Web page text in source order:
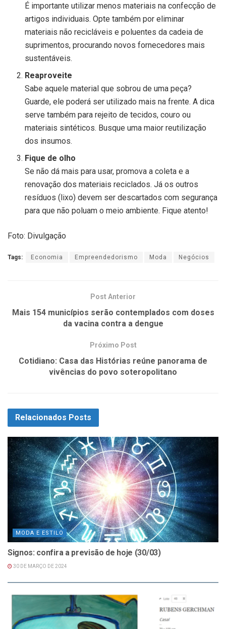
É importante utilizar menos materiais na confecção de
artigos individuais. Opte também por eliminar
materiais não recicláveis e poluentes da cadeia de
suprimentos, procurando novos fornecedores mais
sustentáveis.
Reaproveite
Sabe aquele material que sobrou de uma peça?
Guarde, ele poderá ser utilizado mais na frente. A dica
serve também para rejeito de tecidos, couro ou
materiais sintéticos. Busque uma maior reutilização
dos insumos.
Fique de olho
Se não dá mais para usar, promova a coleta e a
renovação dos materiais reciclados. Já os outros
resíduos (lixo) devem ser descartados com segurança
para que não poluam o meio ambiente. Fique atento!
Foto: Divulgação
Tags: Economia Empreendedorismo Moda Negócios
Post Anterior
Mais 154 municípios serão contemplados com doses
da vacina contra a dengue
Próximo Post
Cotidiano: Casa das Histórias reúne panorama de
vivências do povo soteropolitano
Relacionados Posts
MODA E ESTILO
Signos: confira a previsão de hoje (30/03)
30 DE MARÇO DE 2024